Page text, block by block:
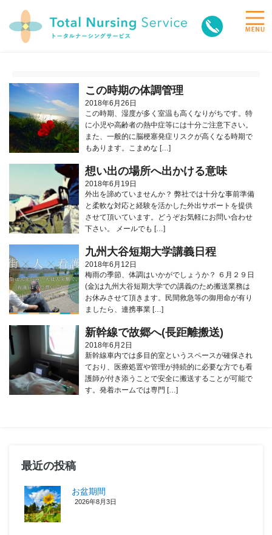
toggle
この時期の体調管理
2018年6月26日
この時期、湿度が多く室温も高くなりがちです。特
に小児や高齢者の熱中症等には十分ご注意下さい。
また、一般的に脳梗塞発症リスクが高くなる時期で
もあります。こまめな […]
想い出の場所へ出かける意味
2018年6月19日
外出を諦めていませんか？ 弊社では十分な事前準備
と柔軟な対応と経験を活かした外出サポートを提供
させて頂いています。どうぞお気軽にお問い合わせ
下さい。 メールでも […]
九州大谷短期大学講義日程
2018年6月12日
梅雨の季節、体調はいかがでしょうか？ ６月２９日
(金)は九州大谷短期大学での講義のため搬送業務は
お休みさせて頂きます。民間救急等の御用命が有り
ましたら、連携事業 […]
新幹線で故郷へ(長距離搬送)
2018年6月2日
新幹線車内では多目的室というスペースが確保され
ており、医療処置や管理が持続的に必要な方でも看
護師が付き添うことで安全に搬送することが可能で
す。発着ホームでは専門 […]
最近の投稿
お盆期間
2026年8月3日